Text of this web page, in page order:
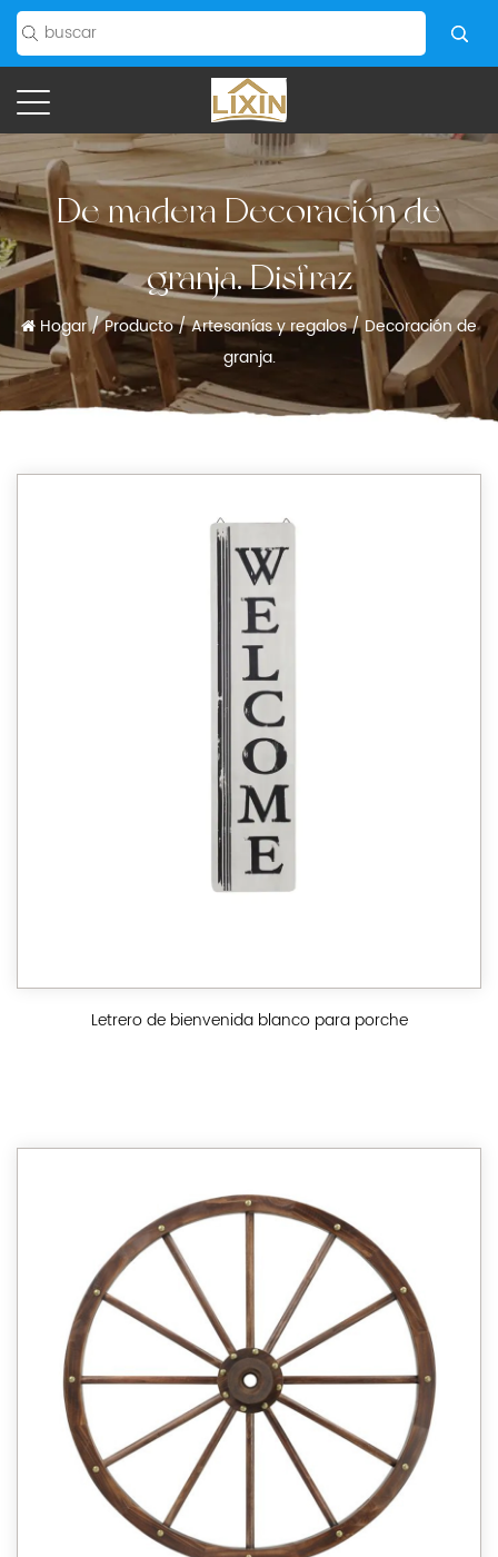
De madera Decoración de
granja. Disfraz
Hogar/Producto/Artesanías y regalos/Decoración de
granja.
Letrero de bienvenida blanco para porche